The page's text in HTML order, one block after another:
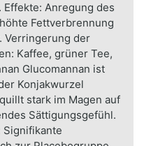
Anregung des
Fettverbrennung
Verringerung der
Kaffee, grüner Tee,
Glucomannan ist
Konjakwurzel
stark im Magen auf
Sättigungsgefühl.
Signifikante